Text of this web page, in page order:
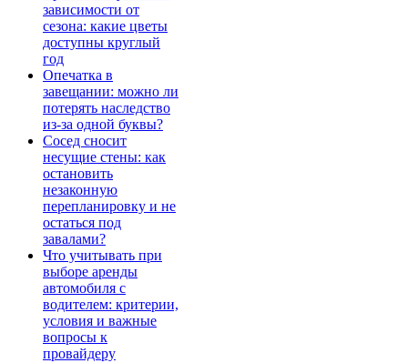
зависимости от
сезона: какие цветы
доступны круглый
год
Опечатка в
завещании: можно ли
потерять наследство
из-за одной буквы?
Сосед сносит
несущие стены: как
остановить
незаконную
перепланировку и не
остаться под
завалами?
Что учитывать при
выборе аренды
автомобиля с
водителем: критерии,
условия и важные
вопросы к
провайдеру